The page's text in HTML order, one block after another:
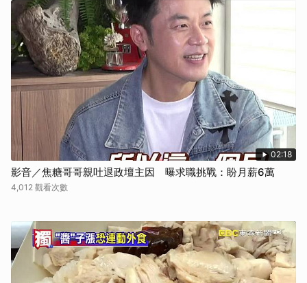
02:18
影音／焦糖哥哥親吐退政壇主因 曝求職挑戰：盼月薪6萬
4,012 觀看次數